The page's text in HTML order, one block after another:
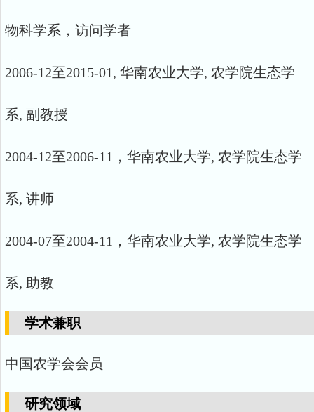
物科学系，访问学者
2006-12至2015-01, 华南农业大学, 农学院生态学
系, 副教授
2004-12至2006-11，华南农业大学, 农学院生态学
系, 讲师
2004-07至2004-11，华南农业大学, 农学院生态学
系, 助教
学术兼职
中国农学会会员
研究领域